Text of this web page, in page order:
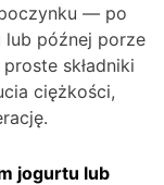
— po
lub późnej porze
składniki
ciężkości,
jogurtu lub